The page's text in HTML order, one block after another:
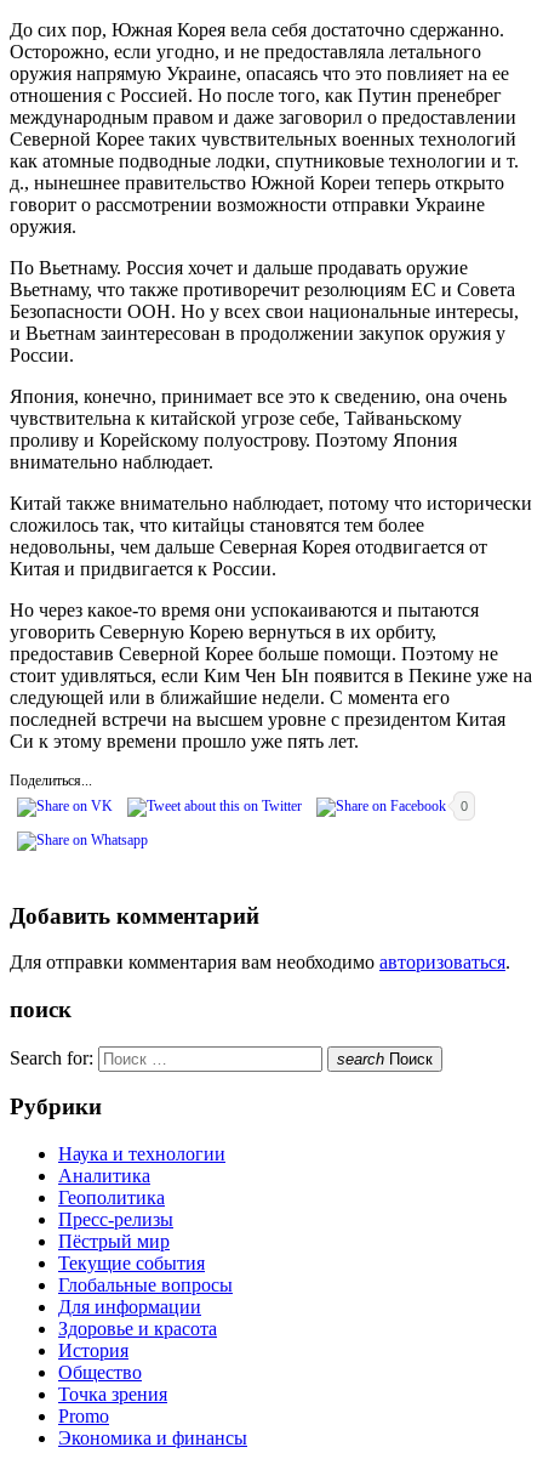
До сих пор, Южная Корея вела себя достаточно сдержанно.
Осторожно, если угодно, и не предоставляла летального
оружия напрямую Украине, опасаясь что это повлияет на ее
отношения с Россией. Но после того, как Путин пренебрег
международным правом и даже заговорил о предоставлении
Северной Корее таких чувствительных военных технологий
как атомные подводные лодки, спутниковые технологии и т.
д., нынешнее правительство Южной Кореи теперь открыто
говорит о рассмотрении возможности отправки Украине
оружия.
По Вьетнаму. Россия хочет и дальше продавать оружие
Вьетнаму, что также противоречит резолюциям ЕС и Совета
Безопасности ООН. Но у всех свои национальные интересы,
и Вьетнам заинтересован в продолжении закупок оружия у
России.
Япония, конечно, принимает все это к сведению, она очень
чувствительна к китайской угрозе себе, Тайваньскому
проливу и Корейскому полуострову. Поэтому Япония
внимательно наблюдает.
Китай также внимательно наблюдает, потому что исторически
сложилось так, что китайцы становятся тем более
недовольны, чем дальше Северная Корея отодвигается от
Китая и придвигается к России.
Но через какое-то время они успокаиваются и пытаются
уговорить Северную Корею вернуться в их орбиту,
предоставив Северной Корее больше помощи. Поэтому не
стоит удивляться, если Ким Чен Ын появится в Пекине уже на
следующей или в ближайшие недели. С момента его
последней встречи на высшем уровне с президентом Китая
Си к этому времени прошло уже пять лет.
Поделиться...
0
Добавить комментарий
Для отправки комментария вам необходимо авторизоваться.
поиск
Search for: search Поиск
Рубрики
Наука и технологии
Аналитика
Геополитика
Пресс-релизы
Пёстрый мир
Текущие события
Глобальные вопросы
Для информации
Здоровье и красота
История
Общество
Точка зрения
Promo
Экономика и финансы